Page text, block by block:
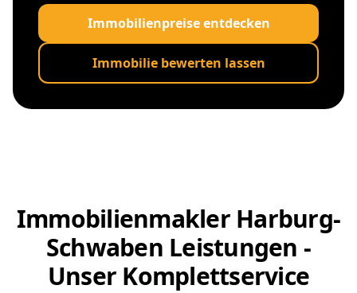
Immobilienpreise entdecken
Immobilie bewerten lassen
Immobilienmakler Harburg-
Schwaben Leistungen -
Unser Komplettservice